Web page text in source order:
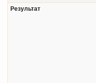
Результат